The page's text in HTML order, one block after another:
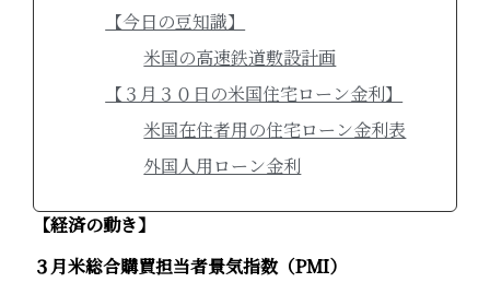
【今日の豆知識】
米国の高速鉄道敷設計画
【３月３０日の米国住宅ローン金利】
米国在住者用の住宅ローン金利表
外国人用ローン金利
【経済の動き】
３月米総合購買担当者景気指数（PMI）